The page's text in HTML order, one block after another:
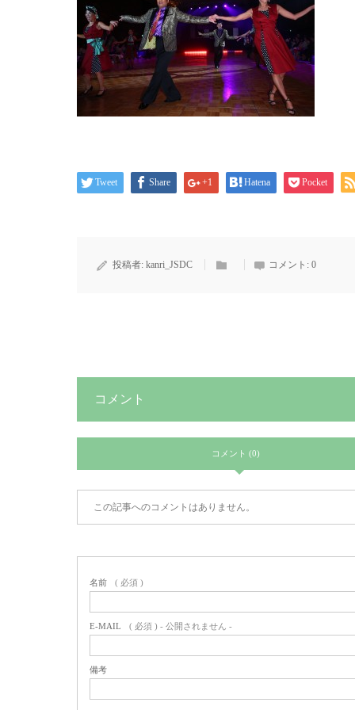
Tweet Share +1 Hatena Pocket
投稿者: kanri_JSDC コメント: 0
コメント
コメント (0)
この記事へのコメントはありません。
名前 ( 必須 )
E-MAIL ( 必須 ) - 公開されません -
備考